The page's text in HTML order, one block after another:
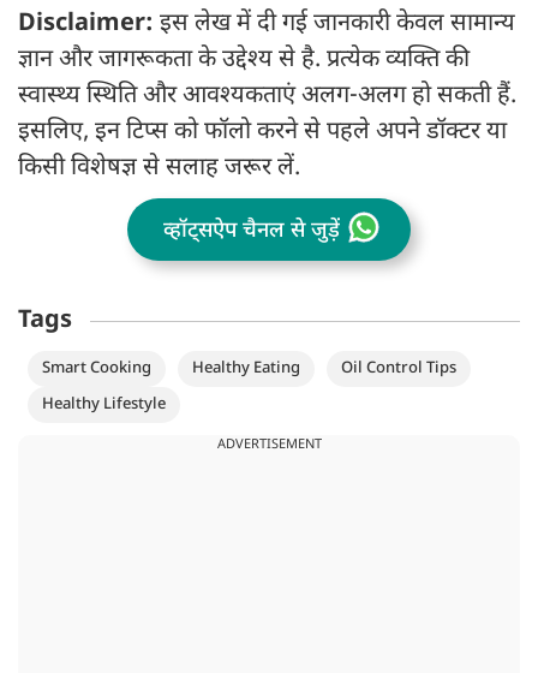
Disclaimer: इस लेख में दी गई जानकारी केवल सामान्य
ज्ञान और जागरूकता के उद्देश्य से है. प्रत्येक व्यक्ति की
स्वास्थ्य स्थिति और आवश्यकताएं अलग-अलग हो सकती हैं.
इसलिए, इन टिप्स को फॉलो करने से पहले अपने डॉक्टर या
किसी विशेषज्ञ से सलाह जरूर लें.
व्हॉट्सऐप चैनल से जुड़ें
Tags
Smart Cooking Healthy Eating
Oil Control Tips
Healthy Lifestyle
ADVERTISEMENT